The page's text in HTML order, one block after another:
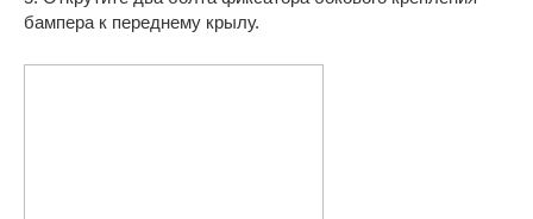
бампера к переднему крылу.